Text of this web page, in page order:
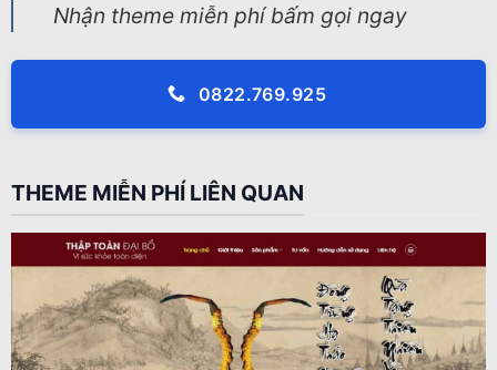
Nhận theme miễn phí bấm gọi ngay
0822.769.925
THEME MIỄN PHÍ LIÊN QUAN